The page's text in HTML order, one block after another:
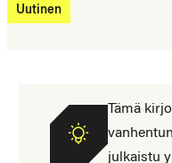
Uutinen
Tämä
julkaistu